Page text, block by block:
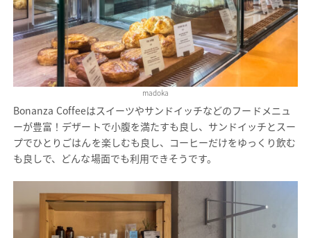
madoka
Bonanza Coffeeはスイーツやサンドイッチなどのフードメニュ
ーが豊富！デザートで小腹を満たすも良し、サンドイッチとスー
プでひとりごはんを楽しむも良し、コーヒーだけをゆっくり飲む
も良しで、どんな場面でも利用できそうです。